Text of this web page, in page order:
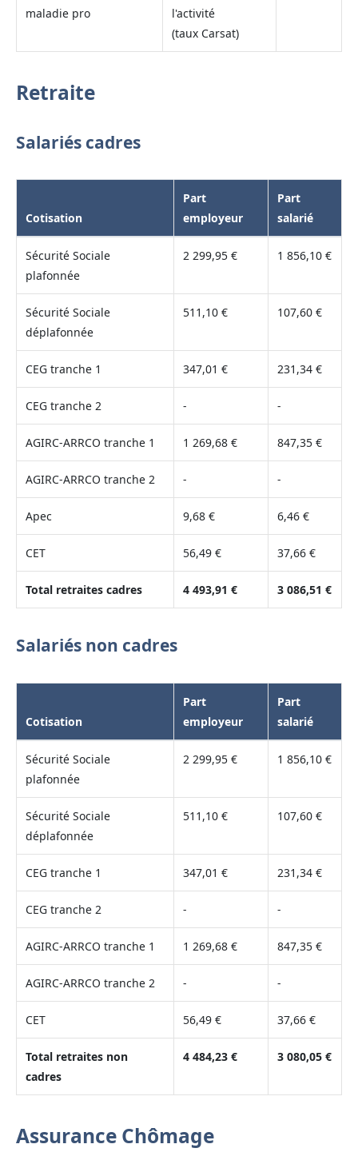
maladie pro
l'activité
(taux Carsat)
Retraite
Salariés cadres
Cotisation
Part
employeur
Part
salarié
Sécurité Sociale
plafonnée
2 299,95 € 1 856,10 €
Sécurité Sociale
déplafonnée
511,10 € 107,60 €
CEG tranche 1 347,01 € 231,34 €
CEG tranche 2 - -
AGIRC-ARRCO tranche 1 1 269,68 € 847,35 €
AGIRC-ARRCO tranche 2 - -
Apec 9,68 € 6,46 €
CET 56,49 € 37,66 €
Total retraites cadres 4 493,91 € 3 086,51 €
Salariés non cadres
Cotisation
Part
employeur
Part
salarié
Sécurité Sociale
plafonnée
2 299,95 € 1 856,10 €
Sécurité Sociale
déplafonnée
511,10 € 107,60 €
CEG tranche 1 347,01 € 231,34 €
CEG tranche 2 - -
AGIRC-ARRCO tranche 1 1 269,68 € 847,35 €
AGIRC-ARRCO tranche 2 - -
CET 56,49 € 37,66 €
Total retraites non
cadres
4 484,23 € 3 080,05 €
Assurance Chômage